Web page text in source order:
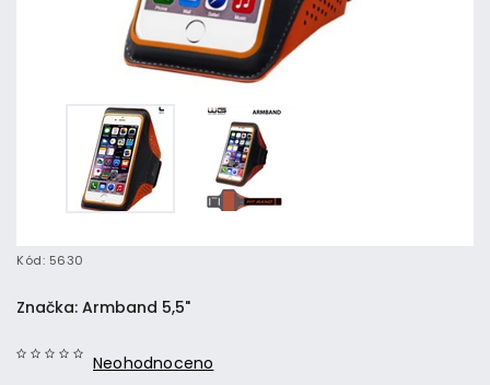
Kód: 5630
Neohodnoceno
Značka: Armband 5,5"